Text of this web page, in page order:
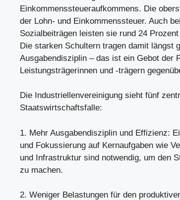
Einkommenssteueraufkommens. Die
der Lohn- und Einkommenssteuer. Auch
Sozialbeiträgen leisten sie rund 24
Die starken Schultern tragen damit längst
Ausgabendisziplin – das ist ein Gebot der
Leistungsträgerinnen und -trägern
Die Industriellenvereinigung sieht fünf
Staatswirtschaftsfalle:
1. Mehr Ausgabendisziplin und Effizienz:
und Fokussierung auf Kernaufgaben wie
und Infrastruktur sind notwendig, um den
zu machen.
2. Weniger Belastungen für den